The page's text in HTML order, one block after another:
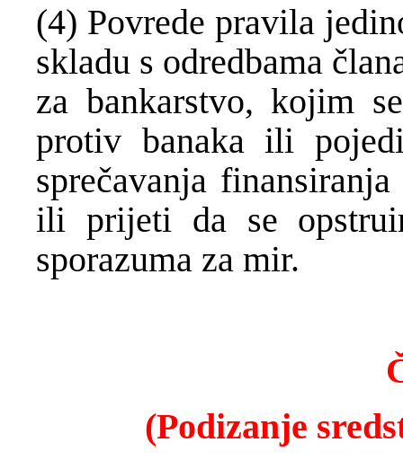
(4) Povrede pravila
skladu s odredbama
za bankarstvo, kojim
protiv banaka ili
sprečavanja
ili prijeti da se
sporazuma za mir.
(Podizanje